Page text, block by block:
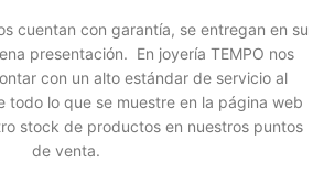
cuentan con garantía, se entregan en su
presentación. En joyería TEMPO nos
con un alto estándar de servicio al
todo lo que se muestre en la página web
stock de productos en nuestros puntos
de venta.